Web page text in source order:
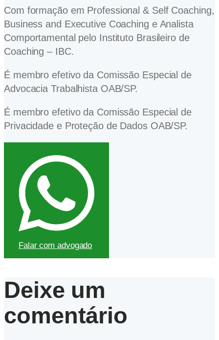
Com formação em Professional & Self Coaching,
Business and Executive Coaching e Analista
Comportamental pelo Instituto Brasileiro de
Coaching – IBC.
É membro efetivo da Comissão Especial de
Advocacia Trabalhista OAB/SP.
É membro efetivo da Comissão Especial de
Privacidade e Proteção de Dados OAB/SP.
Falar com advogado
Deixe um
comentário